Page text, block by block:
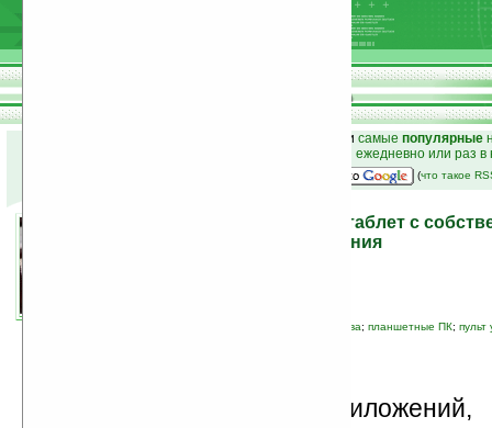
25
и самые популярные
на email ежедневно или раз
(что такое
Haipad M701R — Android-таблет с
дистанционного управления
новые устройства; планшетные ПК; пульт
уществует масса приложений,